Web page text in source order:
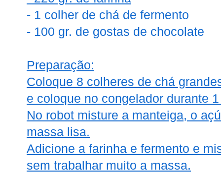
- 1 colher de chá de fermento
- 100 gr. de gostas de chocolate
Preparação:
Coloque 8 colheres de chá
e coloque no congelador durante
No robot misture a manteiga, o
massa lisa.
Adicione a farinha e fermento e
sem trabalhar muito a massa.